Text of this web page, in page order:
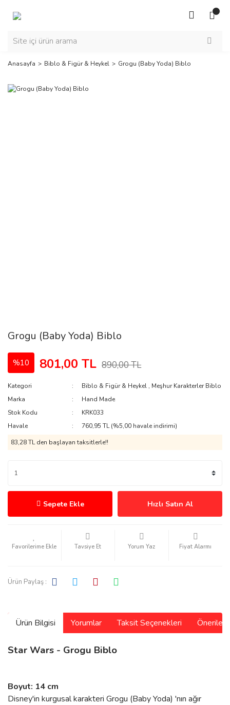
Anasayfa Biblo & Figür & Heykel Grogu (Baby Yoda) Biblo
Grogu (Baby Yoda) Biblo
%10 801,00 TL 890,00 TL
Kategori Biblo & Figür & Heykel , Meşhur Karakterler Biblo
Marka
Hand Made
Stok Kodu
KRK033
Havale
760,95 TL (%5,00 havale indirimi)
83,28 TL den başlayan taksitlerle!!
Sepete Ekle Hızlı Satın Al
Tavsiye Et Yorum Yaz Fiyat Alarmı
Ürün Paylaş :
Ürün Bilgisi Yorumlar Taksit Seçenekleri
Star Wars - Grogu Biblo
Boyut: 14 cm
Disney'in kurgusal karakteri Grogu (Baby Yoda) 'nın ağır